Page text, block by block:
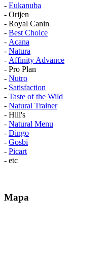
- Eukanuba
- Orijen
- Royal Canin
- Best Choice
- Acana
- Natura
- Affinity Advance
- Pro Plan
- Nutro
- Satisfaction
- Taste of the Wild
- Natural Trainer
- Hill's
- Natural Menu
- Dingo
- Gosbi
- Picart
- etc
Mapa